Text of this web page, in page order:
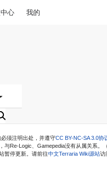
心 我的
须注明出处，并遵守CC BY-NC-SA 3.0协
与Re-Logic、Gamepedia没有从属关系。（
暂停更新。请前往中文Terraria Wiki源站访